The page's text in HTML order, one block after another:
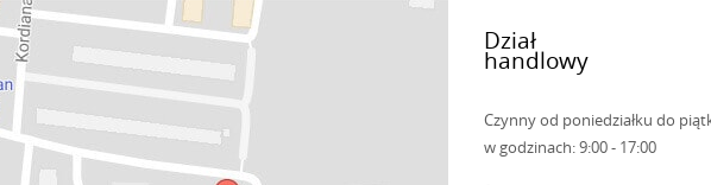
Dział
handlowy
Czynny od poniedziałku do
w godzinach: 9:00 - 17:00